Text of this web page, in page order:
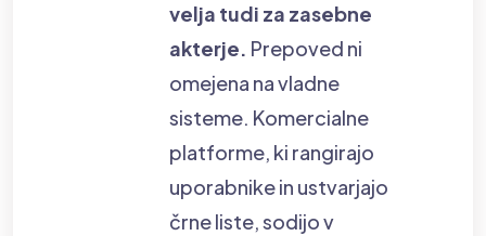
velja tudi za zasebne
akterje. Prepoved ni
omejena na vladne
sisteme. Komercialne
platforme, ki rangirajo
uporabnike in ustvarjajo
črne liste, sodijo v